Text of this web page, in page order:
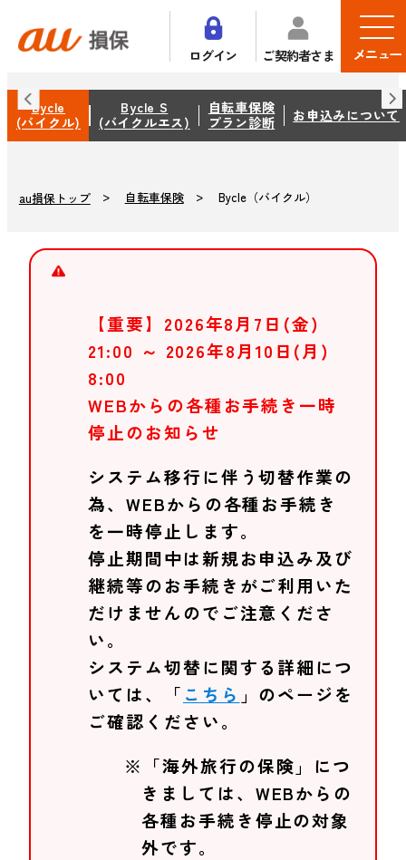
ログイン ご契約者さま メニュー
Bycle
(バイクル)
Bycle S
(バイクルエス)
自転車保険
プラン診断
お申込みについて
au損保トップ 自転車保険 Bycle（バイクル）
【重要】2026年8月7日(金)
21:00 ～ 2026年8月10日(月)
8:00
WEBからの各種お手続き一時
停止のお知らせ
システム移行に伴う切替作業の
為、WEBからの各種お手続き
を一時停止します。
停止期間中は新規お申込み及び
継続等のお手続きがご利用いた
だけませんのでご注意くださ
い。
システム切替に関する詳細につ
いては、「 こちら 」のページを
ご確認ください。
※「海外旅行の保険」につ
きましては、WEBからの
各種お手続き停止の対象
外です。